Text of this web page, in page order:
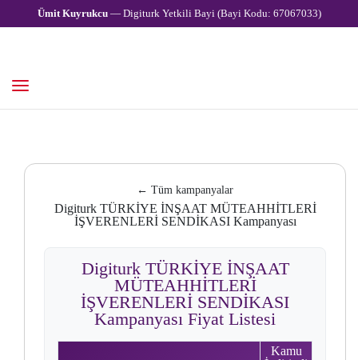
Ümit Kuyrukcu— Digiturk Yetkili Bayi (Bayi Kodu: 67067033)
← Tüm kampanyalar
Digiturk TÜRKİYE İNŞAAT MÜTEAHHİTLERİ
İŞVERENLERİ SENDİKASI Kampanyası
Digiturk TÜRKİYE İNŞAAT
MÜTEAHHİTLERİ
İŞVERENLERİ SENDİKASI
Kampanyası Fiyat Listesi
Kamu